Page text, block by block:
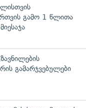
გამო 1 წლითა
გამარჯვებულები